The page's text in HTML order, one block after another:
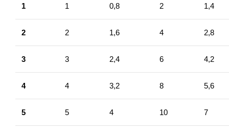
1 1 0,8 2 1,4
2 2 1,6 4 2,8
3 3 2,4 6 4,2
4 4 3,2 8 5,6
5 5 4 10 7